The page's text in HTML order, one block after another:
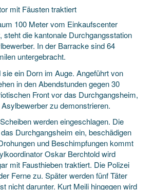
mit Fäusten traktiert
100 Meter vom Einkaufscenter
steht die kantonale Durchgangsstation
In der Barracke sind 64
untergebracht.
sie ein Dorn im Auge. Angeführt von
in den Abendstunden gegen 30
Front vor das Durchgangsheim,
zu demonstrieren.
werden eingeschlagen. Die
Durchgangsheim ein, beschädigen
und Beschimpfungen kommt
Oskar Berchtold wird
mit Fausthieben traktiert. Die Polizei
Ferne zu. Später werden fünf Täter
nicht darunter. Kurt Meili hingegen wird